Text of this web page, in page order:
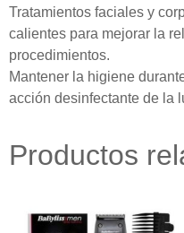
Tratamientos faciales y
calientes para mejorar la
procedimientos.
Mantener la higiene
acción desinfectante de la
Productos